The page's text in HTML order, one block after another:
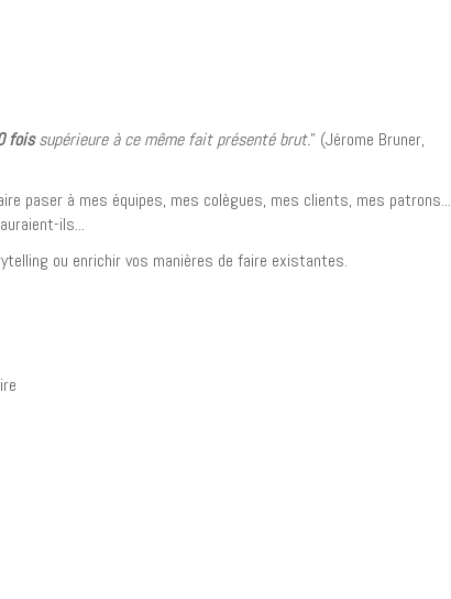
foissupérieure à ce même fait présenté brut." (Jérome Bruner,
paser à mes équipes, mes colègues, mes clients, mes patrons...
ils...
ou enrichir vos manières de faire existantes.